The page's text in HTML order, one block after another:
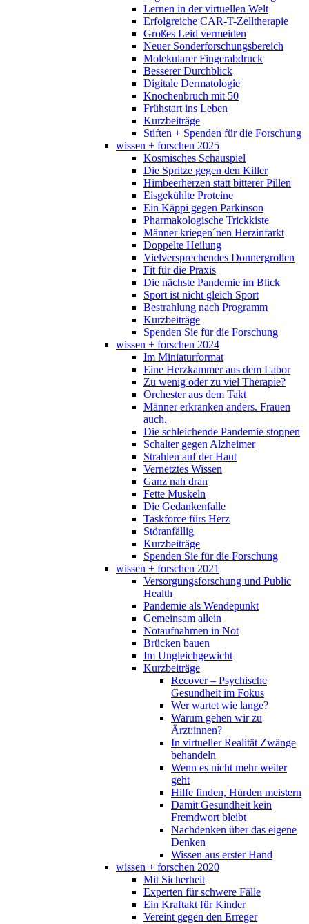
Lernen in der virtuellen Welt
Erfolgreiche CAR-T-Zelltherapie
Großes Leid vermeiden
Neuer Sonderforschungsbereich
Molekularer Fingerabdruck
Besserer Durchblick
Digitale Dermatologie
Knochenbruch mit 50
Frühstart ins Leben
Kurzbeiträge
Stiften + Spenden für die Forschung
wissen + forschen 2025
Kosmisches Schauspiel
Die Spritze gegen den Killer
Himbeerherzen statt bitterer Pillen
Eisgekühlte Proteine
Ein Käppi gegen Parkinson
Pharmakologische Trickkiste
Männer kriegen´nen Herzinfarkt
Doppelte Heilung
Vielversprechendes Donnergrollen
Fit für die Praxis
Die nächste Pandemie im Blick
Sport ist nicht gleich Sport
Bestrahlung nach Programm
Kurzbeiträge
Spenden Sie für die Forschung
wissen + forschen 2024
Im Miniaturformat
Eine Herzkammer aus dem Labor
Zu wenig oder zu viel Therapie?
Orchester aus dem Takt
Männer erkranken anders. Frauen
auch.
Die schleichende Pandemie stoppen
Schalter gegen Alzheimer
Strahlen auf der Haut
Vernetztes Wissen
Ganz nah dran
Fette Muskeln
Die Gedankenfalle
Taskforce fürs Herz
Störanfällig
Kurzbeiträge
Spenden Sie für die Forschung
wissen + forschen 2021
Versorgungsforschung und Public
Health
Pandemie als Wendepunkt
Gemeinsam allein
Notaufnahmen in Not
Brücken bauen
Im Ungleichgewicht
Kurzbeiträge
Recover – Psychische
Gesundheit im Fokus
Wer wartet wie lange?
Warum gehen wir zu
Ärzt:innen?
In virtueller Realität Zwänge
behandeln
Wenn es nicht mehr weiter
geht
Hilfe finden, Hürden meistern
Damit Gesundheit kein
Fremdwort bleibt
Nachdenken über das eigene
Denken
Wissen aus erster Hand
wissen + forschen 2020
Mit Sicherheit
Experten für schwere Fälle
Ein Kraftakt für Kinder
Vereint gegen den Erreger